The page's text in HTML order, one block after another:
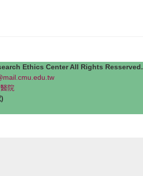
Ethics Center All Rights Resserved.
院